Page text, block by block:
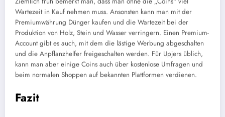
Wartezeit in Kauf nehmen muss. Ansonsten kann man mit der
Premiumwährung Dünger kaufen und die Wartezeit bei der
Produktion von Holz, Stein und Wasser verringern. Einen Premium-
Account gibt es auch, mit dem die lästige Werbung abgeschalten
und die Anpflanzhelfer freigeschalten werden. Für Upjers üblich,
kann man aber einige Coins auch über kostenlose Umfragen und
beim normalen Shoppen auf bekannten Plattformen verdienen.
Fazit